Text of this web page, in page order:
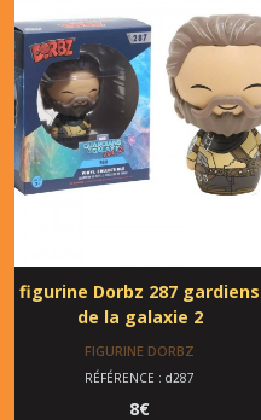
figurine Dorbz 287 gardiens
de la galaxie 2
FIGURINE DORBZ
RÉFÉRENCE : d287
8€